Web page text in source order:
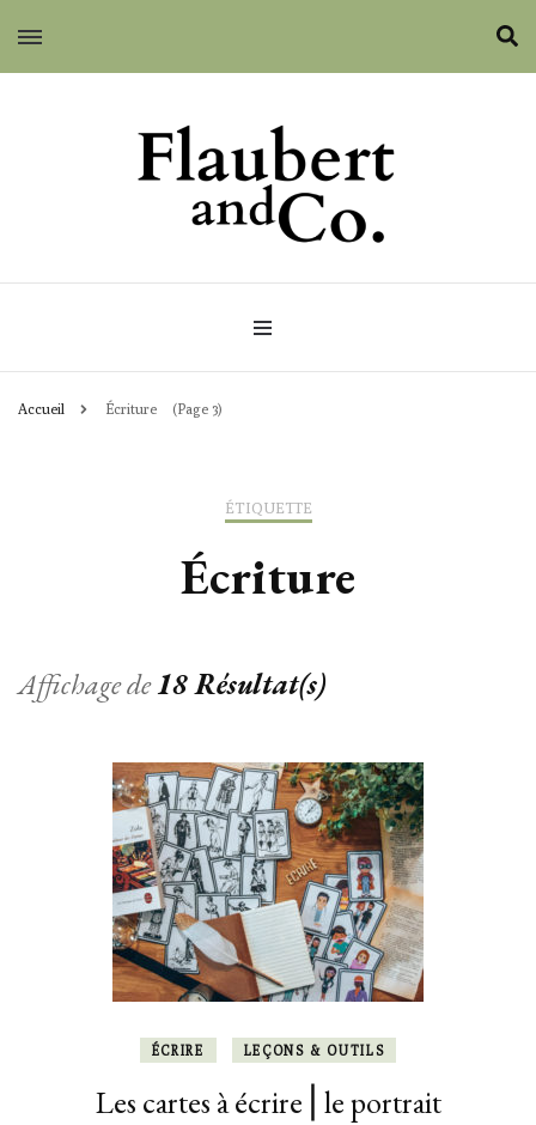
Flaubert and Co.
Accueil Écriture (Page 3)
ÉTIQUETTE
Écriture
Affichage de18 Résultat(s)
ÉCRIRE LEÇONS & OUTILS
Les cartes à écrire ⎜le portrait